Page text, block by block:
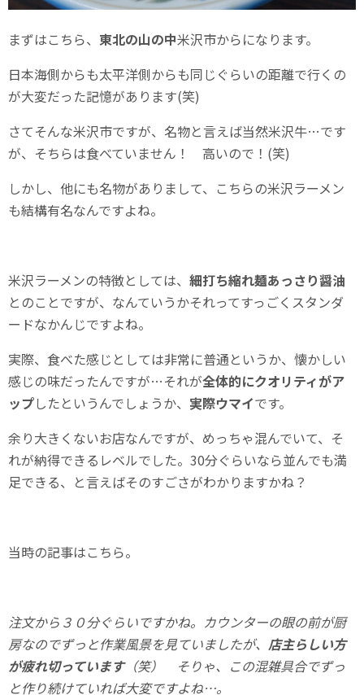
まずはこちら、 東北の山の中米沢市からになります。
日本海側からも太平洋側からも同じぐらいの距離で行くの
が大変だった記憶があります(笑)
さてそんな米沢市ですが、名物と言えば当然米沢牛…です
が、そちらは食べていません！ 高いので！(笑)
しかし、他にも名物がありまして、こちらの米沢ラーメン
も結構有名なんですよね。
米沢ラーメンの特徴としては、 細打ち縮れ麺あっさり醤油
とのことですが、なんていうかそれってすっごくスタンダ
ードなかんじですよね。
実際、食べた感じとしては非常に普通というか、懐かしい
感じの味だったんですが…それが全体的にクオリティがア
ップしたというんでしょうか、 実際ウマイです。
余り大きくないお店なんですが、めっちゃ混んでいて、そ
れが納得できるレベルでした。30分ぐらいなら並んでも満
足できる、と言えばそのすごさがわかりますかね？
当時の記事はこちら。
注文から３０分ぐらいですかね。カウンターの眼の前が厨
房なのでずっと作業風景を見ていましたが、 店主らしい方
が疲れ切っています（笑） そりゃ、この混雑具合でずっ
と作り続けていれば大変ですよね…。